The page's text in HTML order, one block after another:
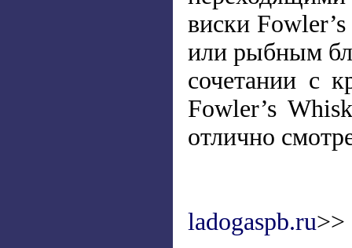
виски
или рыбным
сочетании с
Fowler’s
отлично
ladogaspb.ru>>